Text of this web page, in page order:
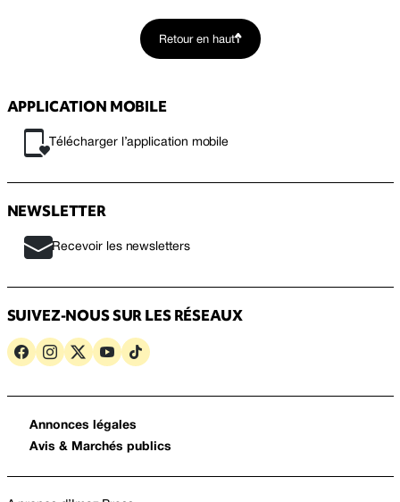
Retour en haut
APPLICATION MOBILE
Télécharger l’application mobile
NEWSLETTER
Recevoir les newsletters
SUIVEZ-NOUS SUR LES RÉSEAUX
Annonces légales
Avis & Marchés publics